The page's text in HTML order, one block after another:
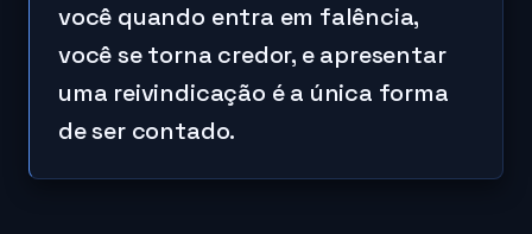
você quando entra em falência,
você se torna credor, e apresentar
uma reivindicação é a única forma
de ser contado.